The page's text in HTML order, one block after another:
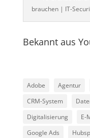
brauchen | IT-
Bekannt aus
Adobe Agentur
CRM-System
Digitalisierung
E-
Google Ads